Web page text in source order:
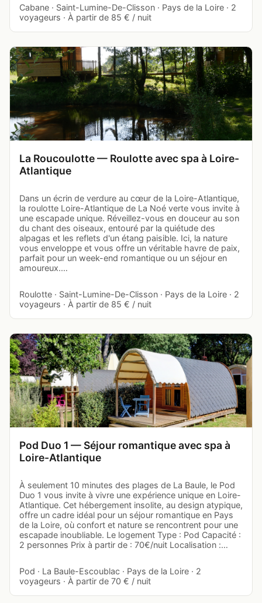
Cabane · Saint-Lumine-De-Clisson · Pays de la Loire · 2
voyageurs · À partir de 85 € / nuit
La Roucoulotte — Roulotte avec spa à Loire-
Atlantique
Dans un écrin de verdure au cœur de la Loire-Atlantique,
la roulotte Loire-Atlantique de La Noé verte vous invite à
une escapade unique. Réveillez-vous en douceur au son
du chant des oiseaux, entouré par la quiétude des
alpagas et les reflets d'un étang paisible. Ici, la nature
vous enveloppe et vous offre un véritable havre de paix,
parfait pour un week-end romantique ou un séjour en
amoureux.…
Roulotte · Saint-Lumine-De-Clisson · Pays de la Loire · 2
voyageurs · À partir de 85 € / nuit
Pod Duo 1 — Séjour romantique avec spa à
Loire-Atlantique
À seulement 10 minutes des plages de La Baule, le Pod
Duo 1 vous invite à vivre une expérience unique en Loire-
Atlantique. Cet hébergement insolite, au design atypique,
offre un cadre idéal pour un séjour romantique en Pays
de la Loire, où confort et nature se rencontrent pour une
escapade inoubliable. Le logement Type : Pod Capacité :
2 personnes Prix à partir de : 70€/nuit Localisation :…
Pod · La Baule-Escoublac · Pays de la Loire · 2
voyageurs · À partir de 70 € / nuit